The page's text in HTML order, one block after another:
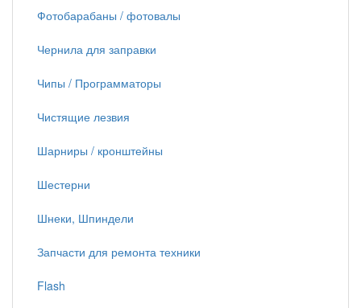
Фотобарабаны / фотовалы
Чернила для заправки
Чипы / Программаторы
Чистящие лезвия
Шарниры / кронштейны
Шестерни
Шнеки, Шпиндели
Запчасти для ремонта техники
Flash